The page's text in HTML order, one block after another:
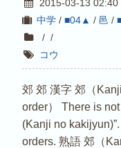
2015-03-13
中学/ ■04▲ / 邑 /
/ /
コウ
郊 郊 漢字 郊（
order） There is
(Kanji no
orders. 熟語 郊（